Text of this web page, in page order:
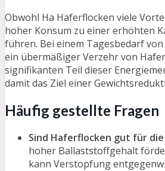
Obwohl Ha Haferflocken viele
hoher Konsum zu einer erhöhten
führen. Bei einem Tagesbedarf
ein übermäßiger Verzehr von
signifikanten Teil dieser
damit das Ziel einer
Häufig gestellte Fragen
Sind Haferflocken gut für
hoher Ballaststoffgehalt
kann Verstopfung